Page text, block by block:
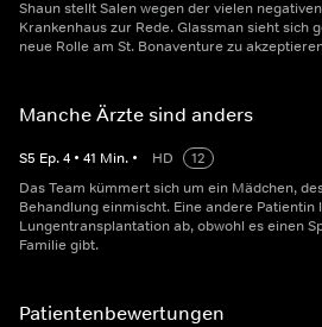
Shaun stellt Salen wegen der vielen
Krankenhaus zur Rede. Glassman sieht sich
neue Rolle am St. Bonaventure zu
Manche Ärzte sind anders
S5 Ep.4 • 41 Min. • HD
12
Das Team kümmert sich um ein Mädchen,
Behandlung einmischt. Eine andere Patientin
Lungentransplantation ab, obwohl es einen
Familie gibt.
Patientenbewertungen